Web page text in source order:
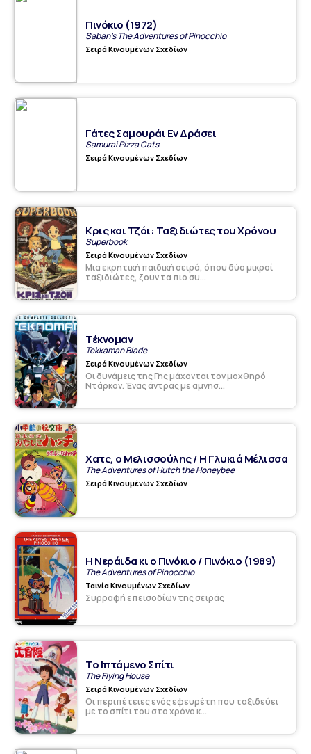
Πινόκιο (1972)
Saban's The Adventures of Pinocchio
Σειρά Κινουμένων Σχεδίων
Γάτες Σαμουράι Εν Δράσει
Samurai Pizza Cats
Σειρά Κινουμένων Σχεδίων
Κρις και Τζόι: Ταξιδιώτες του Χρόνου
Superbook
Σειρά Κινουμένων Σχεδίων
Μια εκρητική παιδική σειρά, όπου δύο μικροί
ταξιδιώτες, ζουν τα πιο συ...
Τέκνομαν
Tekkaman Blade
Σειρά Κινουμένων Σχεδίων
Οι δυνάμεις της Γης μάχονται τον μοχθηρό
Ντάρκον. Ένας άντρας με αμνησ...
Χατς, ο Μελισσούλης / Η Γλυκιά Μέλισσα
The Adventures of Hutch the Honeybee
Σειρά Κινουμένων Σχεδίων
Η Νεράιδα κι ο Πινόκιο / Πινόκιο (1989)
The Adventures of Pinocchio
Ταινία Κινουμένων Σχεδίων
Συρραφή επεισοδίων της σειράς
Το Ιπτάμενο Σπίτι
The Flying House
Σειρά Κινουμένων Σχεδίων
Οι περιπέτειες ενός εφευρέτη που ταξιδεύει
με το σπίτι του στο χρόνο κ...